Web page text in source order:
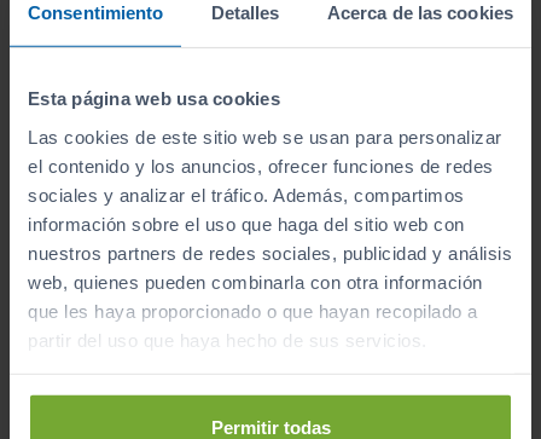
Consentimiento Detalles Acerca de las cookies
Esta página web usa cookies
Las cookies de este sitio web se usan para personalizar
el contenido y los anuncios, ofrecer funciones de redes
sociales y analizar el tráfico. Además, compartimos
información sobre el uso que haga del sitio web con
nuestros partners de redes sociales, publicidad y análisis
web, quienes pueden combinarla con otra información
que les haya proporcionado o que hayan recopilado a
partir del uso que haya hecho de sus servicios.
Permitir todas
BMW X2
XDRIVE18DA
2022
Automático